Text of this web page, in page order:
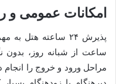
امکانات عمومی و
پذیرش ۲۴ ساعته
ساعت از شبانه روز، بدون
مراحل ورود و خروج را انجام